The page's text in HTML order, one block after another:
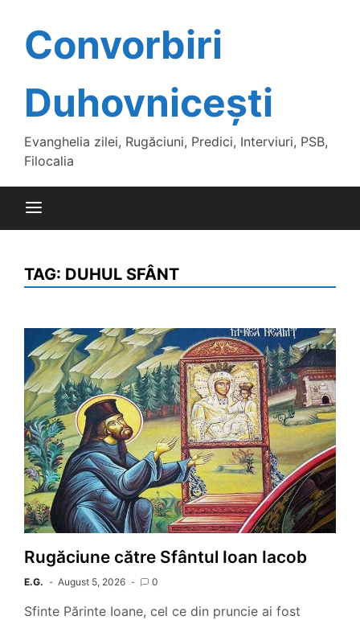
contentConvorbiri
Duhovnicești
Evanghelia zilei, Rugăciuni, Predici, Interviuri, PSB,
Filocalia
TAG: DUHUL SFÂNT
Rugăciune către Sfântul Ioan Iacob
E.G. August 5, 2026 0
Sfinte Părinte Ioane, cel ce din pruncie ai fost